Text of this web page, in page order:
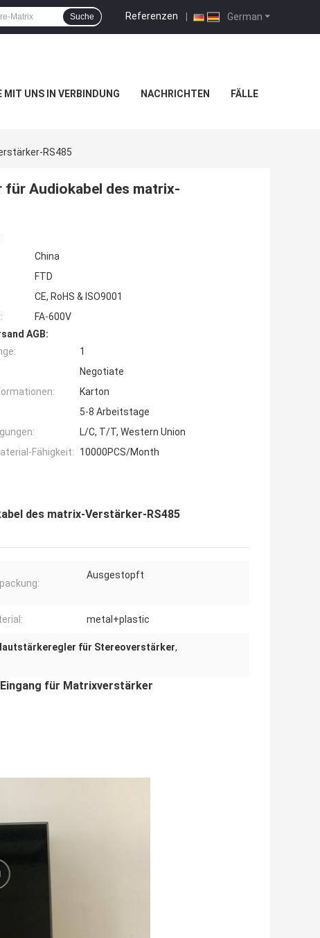
German
Referenzen |
Suche
MIT UNS IN VERBINDUNG NACHRICHTEN FÄLLE
RS485
für Audiokabel des matrix-
China
FTD
CE, RoHS & ISO9001
FA-600V
AGB:
1
Negotiate
Karton
5-8 Arbeitstage
L/C, T/T, Western Union
Fähigkeit:
10000PCS/Month
des matrix-Verstärker-RS485
Ausgestopft
metal+plastic
für Stereoverstärker,
für Matrixverstärker